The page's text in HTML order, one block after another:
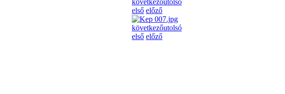
következőutolsó
első előző
következőutolsó
első előző